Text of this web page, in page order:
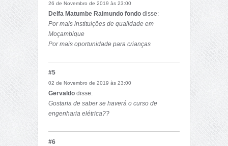
26 de Novembro de 2019 às 23:00
Delfa Matumbe Raimundo fondo disse:
Por mais instituições de qualidade em
Moçambique
Por mais oportunidade para crianças
#5
02 de Novembro de 2019 às 23:00
Gervaldo disse:
Gostaria de saber se haverá o curso de
engenharia elétrica??
#6